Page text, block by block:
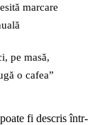
marcare
pe masă,
o cafea”
fi descris într-